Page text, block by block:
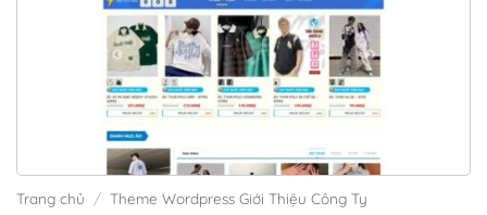
Trang chủ / Theme Wordpress Giới Thiệu Công Ty